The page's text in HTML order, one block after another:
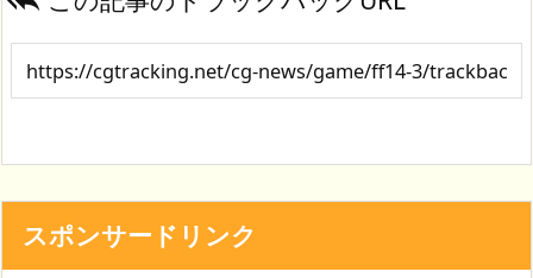
スポンサードリンク